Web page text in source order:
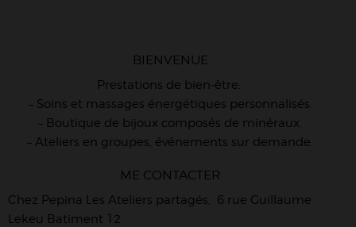
BIENVENUE
Prestations de bien-être:
– Soins et massages énergétiques personnalisés.
– Boutique de bijoux composés de minéraux.
– Ateliers en groupes, événements sur demande.
ME CONTACTER
Chez Pepina Les Ateliers partagés, 6 rue Guillaume
Lekeu Batiment 12